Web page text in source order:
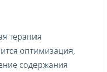
терапия
оптимизация,
содержания